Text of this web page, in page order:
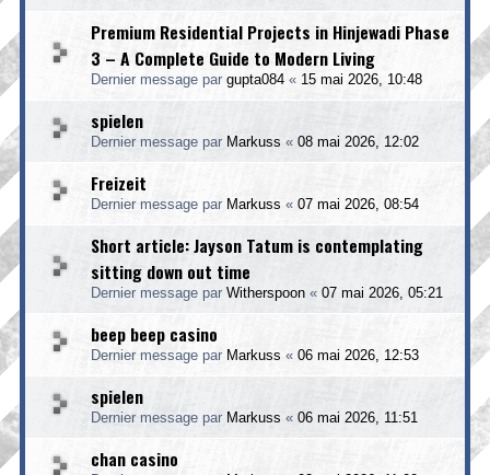
Premium Residential Projects in Hinjewadi Phase
3 – A Complete Guide to Modern Living
Dernier message par gupta084 « 15 mai 2026, 10:48
spielen
Dernier message par Markuss « 08 mai 2026, 12:02
Freizeit
Dernier message par Markuss « 07 mai 2026, 08:54
Short article: Jayson Tatum is contemplating
sitting down out time
Dernier message par Witherspoon « 07 mai 2026, 05:21
beep beep casino
Dernier message par Markuss « 06 mai 2026, 12:53
spielen
Dernier message par Markuss « 06 mai 2026, 11:51
chan casino